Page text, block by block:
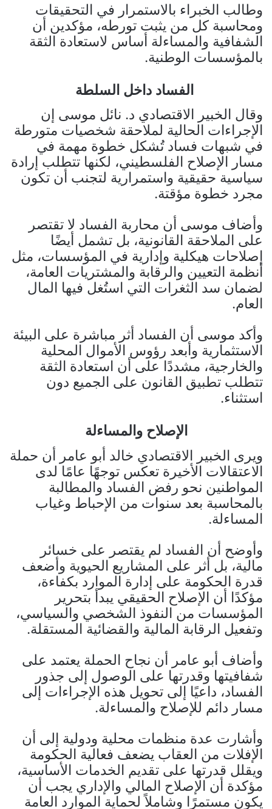
وطالب الخبراء بالاستمرار في التحقيقات
ومحاسبة كل من يثبت تورطه، مؤكدين أن
الشفافية والمساءلة أساس لاستعادة الثقة
بالمؤسسات الوطنية.
الفساد داخل السلطة
وقال الخبير الاقتصادي د. نائل موسى إن
الإجراءات الحالية لملاحقة شخصيات متورطة
في شبهات فساد تُشكل خطوة مهمة في
مسار الإصلاح الفلسطيني، لكنها تتطلب إرادة
سياسية حقيقية واستمرارية لتجنب أن تكون
مجرد خطوة مؤقتة.
وأضاف موسى أن محاربة الفساد لا تقتصر
على الملاحقة القانونية، بل تشمل أيضًا
إصلاحات هيكلية وإدارية في المؤسسات، مثل
أنظمة التعيين والرقابة والمشتريات العامة،
لضمان سد الثغرات التي استُغل فيها المال
العام.
وأكد موسى أن الفساد أثر مباشرة على البيئة
الاستثمارية وأبعد رؤوس الأموال المحلية
والخارجية، مشددًا على أن استعادة الثقة
تتطلب تطبيق القانون على الجميع دون
استثناء.
الإصلاح والمساءلة
ويرى الخبير الاقتصادي خالد أبو عامر أن حملة
الاعتقالات الأخيرة تعكس توجهًا عامًا لدى
المواطنين نحو رفض الفساد والمطالبة
بالمحاسبة بعد سنوات من الإحباط وغياب
المساءلة.
وأوضح أن الفساد لم يقتصر على خسائر
مالية، بل أثر على المشاريع الحيوية وأضعف
قدرة الحكومة على إدارة الموارد بكفاءة،
مؤكدًا أن الإصلاح الحقيقي يبدأ بتحرير
المؤسسات من النفوذ الشخصي والسياسي،
وتفعيل الرقابة المالية والقضائية المستقلة.
وأضاف أبو عامر أن نجاح الحملة يعتمد على
شفافيتها وقدرتها على الوصول إلى جذور
الفساد، داعيًا إلى تحويل هذه الإجراءات إلى
مسار دائم للإصلاح والمساءلة.
وأشارت عدة منظمات محلية ودولية إلى أن
الإفلات من العقاب يضعف فعالية الحكومة
ويقلل قدرتها على تقديم الخدمات الأساسية،
مؤكدة أن الإصلاح المالي والإداري يجب أن
يكون مستمرًا وشاملاً لحماية الموارد العامة